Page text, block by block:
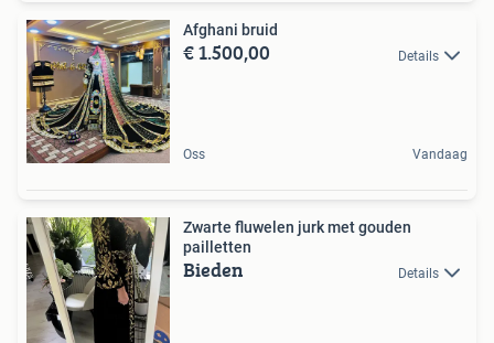
Afghani bruid
€ 1.500,00 Details
Oss Vandaag
Zwarte fluwelen jurk met gouden
pailletten
Bieden Details